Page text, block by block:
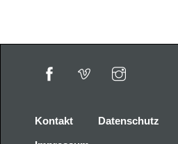
Kontakt Datenschutz